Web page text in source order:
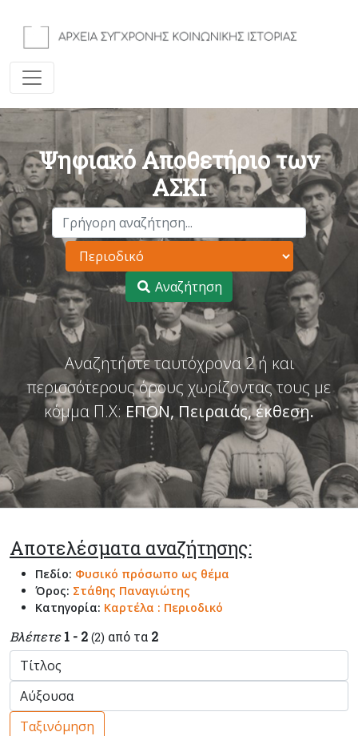
Ψηφιακό Αποθετήριο των
ΑΣΚΙ
Αναζήτηση
Αναζητήστε ταυτόχρονα 2 ή και
περισσότερους όρους χωρίζοντας τους με
κόμμα Π.Χ: ΕΠΟΝ, Πειραιάς, έκθεση.
Αποτελέσματα αναζήτησης:
Πεδίο: Φυσικό πρόσωπο ως θέμα
Όρος: Στάθης Παναγιώτης
Κατηγορία: Καρτέλα : Περιοδικό
Βλέπετε 1 - 2 (2) από τα 2
Ταξινόμηση